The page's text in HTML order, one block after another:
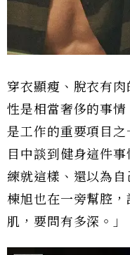
穿衣顯瘦、脫衣有
性是相當奢侈的事
是工作的重要項目
目中談到健身這件
練就這樣、還以為
棟旭也在一旁幫腔
肌，要問有多深。」